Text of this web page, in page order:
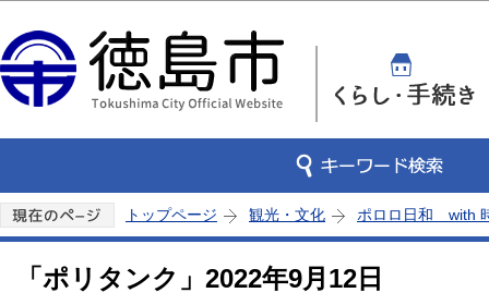
トップページ 観光・文化 ポロロ日和 with
「ポリタンク」2022年9月12日